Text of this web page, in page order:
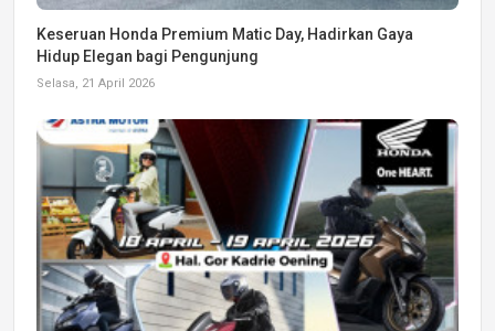
Keseruan Honda Premium Matic Day, Hadirkan Gaya
Hidup Elegan bagi Pengunjung
Selasa, 21 April 2026